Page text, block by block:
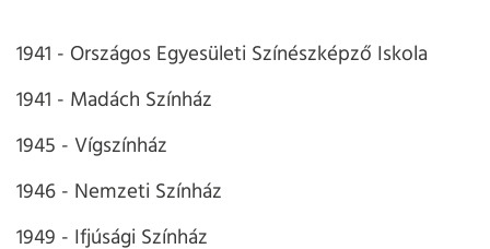
1941 - Országos Egyesületi Színészképző Iskola
1941 - Madách Színház
1945 - Vígszínház
1946 - Nemzeti Színház
1949 - Ifjúsági Színház